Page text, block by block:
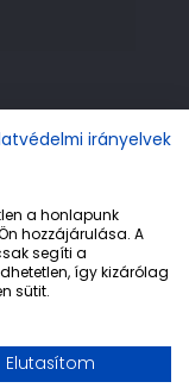
All
irányelvek
a honlapunk
hozzájárulása. A
segíti a
így kizárólag
sütit.
Elutasítom